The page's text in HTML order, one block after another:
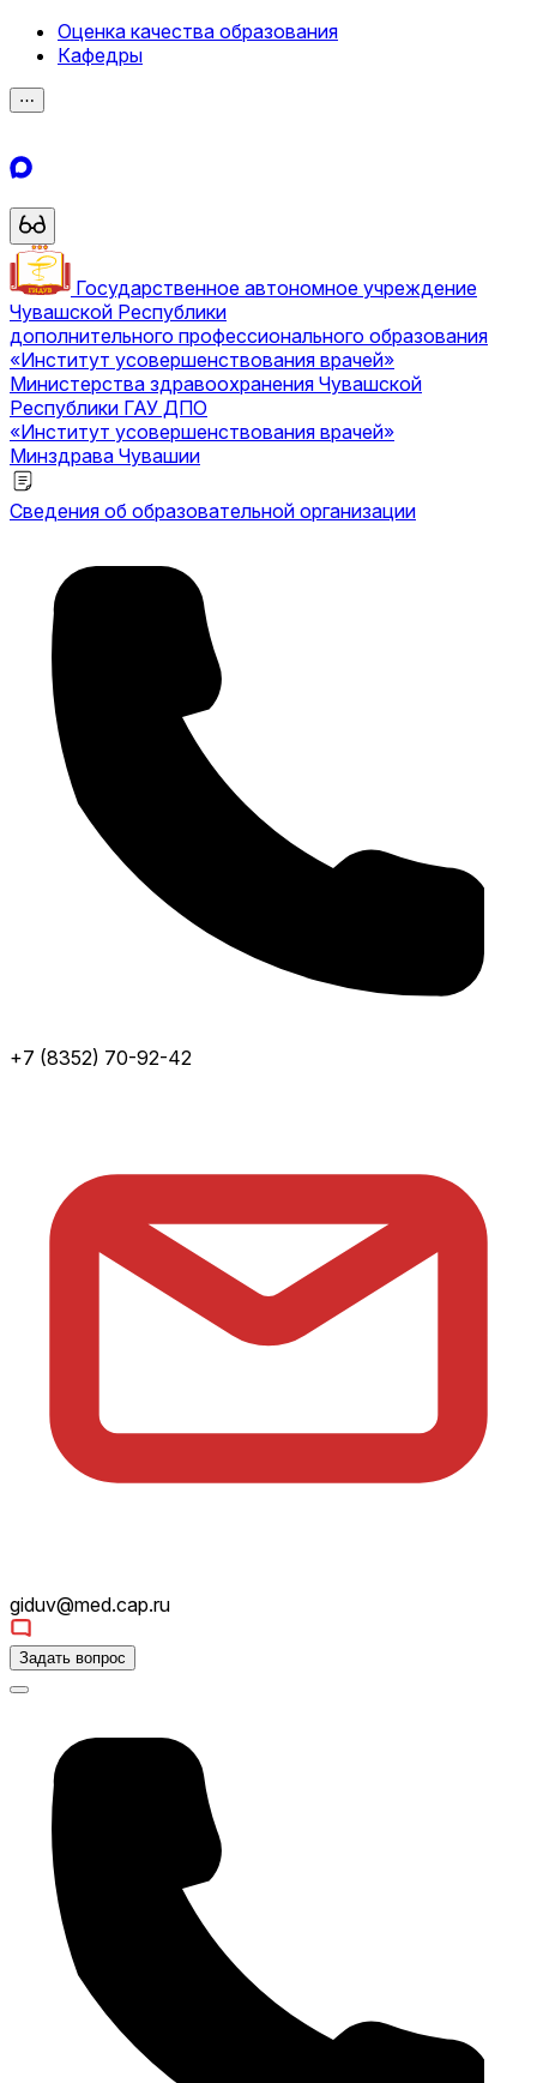
Оценка качества образования
Кафедры
⋯
Государственное автономное учреждение
Чувашской Республики
дополнительного профессионального образования
«Институт усовершенствования врачей»
Министерства здравоохранения Чувашской
Республики ГАУ ДПО
«Институт усовершенствования врачей»
Минздрава Чувашии
Сведения об образовательной организации
+7 (8352) 70-92-42
giduv@med.cap.ru
Задать вопрос